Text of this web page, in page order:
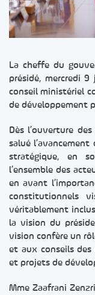
La cheffe du
présidé, mercredi
conseil ministériel
de développement
Dès l’ouverture
salué
stratégique, en
l’ensemble des
en avant
constitutionnels
véritablement
la vision du
vision confère un
et aux conseils des
et projets de
Mme Zaafrani